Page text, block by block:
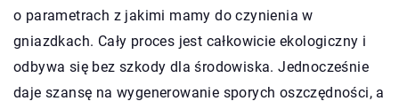
o parametrach z jakimi mamy do czynienia w
gniazdkach. Cały proces jest całkowicie ekologiczny i
odbywa się bez szkody dla środowiska. Jednocześnie
daje szansę na wygenerowanie sporych oszczędności, a